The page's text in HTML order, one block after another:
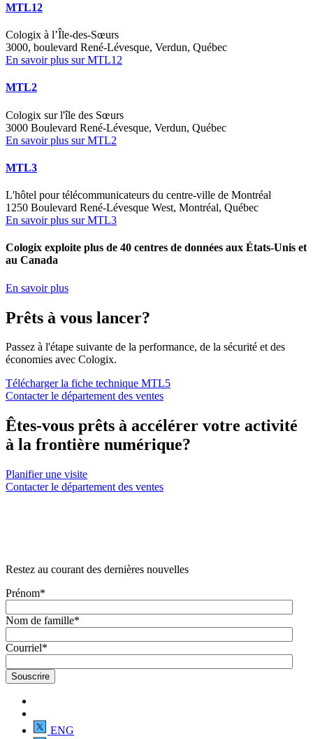
MTL12
Cologix à l’Île-des-Sœurs
3000, boulevard René-Lévesque, Verdun, Québec
En savoir plus sur MTL12
MTL2
Cologix sur l'île des Sœurs
3000 Boulevard René-Lévesque, Verdun, Québec
En savoir plus sur MTL2
MTL3
L'hôtel pour télécommunicateurs du centre-ville de Montréal
1250 Boulevard René-Lévesque West, Montréal, Québec
En savoir plus sur MTL3
Cologix exploite plus de 40 centres de données aux États-Unis et
au Canada
En savoir plus
Prêts à vous lancer?
Passez à l'étape suivante de la performance, de la sécurité et des
économies avec Cologix.
Télécharger la fiche technique MTL5
Contacter le département des ventes
Êtes-vous prêts à accélérer votre activité
à la frontière numérique?
Planifier une visite
Contacter le département des ventes
Restez au courant des dernières nouvelles
Prénom*
Nom de famille*
Courriel*
ENG